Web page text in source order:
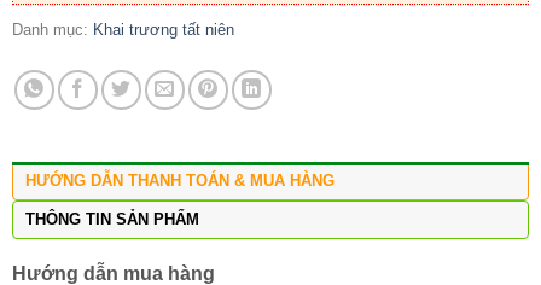
Danh mục: Khai trương tất niên
HƯỚNG DẪN THANH TOÁN & MUA HÀNG
THÔNG TIN SẢN PHẨM
Hướng dẫn mua hàng